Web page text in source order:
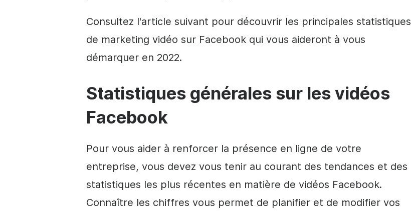
Consultez l'article suivant pour découvrir les principales statistiques
de marketing vidéo sur Facebook qui vous aideront à vous
démarquer en 2022.
Statistiques générales sur les vidéos
Facebook
Pour vous aider à renforcer la présence en ligne de votre
entreprise, vous devez vous tenir au courant des tendances et des
statistiques les plus récentes en matière de vidéos Facebook.
Connaître les chiffres vous permet de planifier et de modifier vos